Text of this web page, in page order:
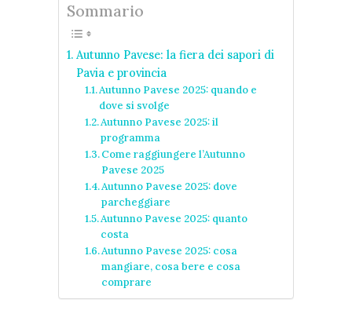
Sommario
Autunno Pavese: la fiera dei sapori di
Pavia e provincia
Autunno Pavese 2025: quando e
dove si svolge
Autunno Pavese 2025: il
programma
Come raggiungere l’Autunno
Pavese 2025
Autunno Pavese 2025: dove
parcheggiare
Autunno Pavese 2025: quanto
costa
Autunno Pavese 2025: cosa
mangiare, cosa bere e cosa
comprare